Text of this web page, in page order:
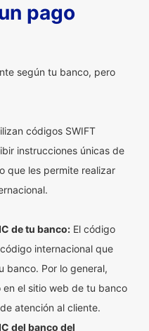
pago
según tu banco, pero
códigos SWIFT
instrucciones únicas de
que les permite realizar
de tu banco: El código
internacional que
banco. Por lo general,
el sitio web de tu banco
atención al cliente.
del banco del